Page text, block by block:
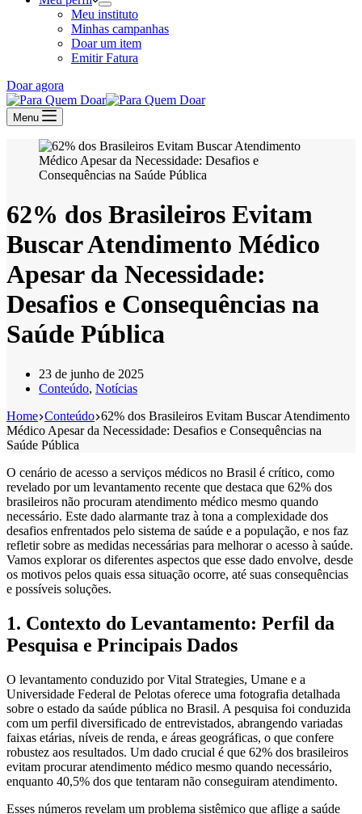
Meu instituto
Minhas campanhas
Doar um item
Emitir Fatura
Doar agora
Menu
62% dos Brasileiros Evitam
Buscar Atendimento Médico
Apesar da Necessidade:
Desafios e Consequências na
Saúde Pública
23 de junho de 2025
Conteúdo, Notícias
Home Conteúdo 62% dos Brasileiros Evitam Buscar Atendimento
Médico Apesar da Necessidade: Desafios e Consequências na
Saúde Pública
O cenário de acesso a serviços médicos no Brasil é crítico, como
revelado por um levantamento recente que destaca que 62% dos
brasileiros não procuram atendimento médico mesmo quando
necessário. Este dado alarmante traz à tona a complexidade dos
desafios enfrentados pelo sistema de saúde e a população, e nos faz
refletir sobre as medidas necessárias para melhorar o acesso à saúde.
Vamos explorar os diferentes aspectos que esse dado envolve, desde
os motivos pelos quais essa situação ocorre, até suas consequências
e possíveis soluções.
1. Contexto do Levantamento: Perfil da
Pesquisa e Principais Dados
O levantamento conduzido por Vital Strategies, Umane e a
Universidade Federal de Pelotas oferece uma fotografia detalhada
sobre o estado da saúde pública no Brasil. A pesquisa foi conduzida
com um perfil diversificado de entrevistados, abrangendo variadas
faixas etárias, níveis de renda, e áreas geográficas, o que confere
robustez aos resultados. Um dado crucial é que 62% dos brasileiros
evitam procurar atendimento médico mesmo quando necessário,
enquanto 40,5% dos que tentaram não conseguiram atendimento.
Esses números revelam um problema sistêmico que aflige a saúde